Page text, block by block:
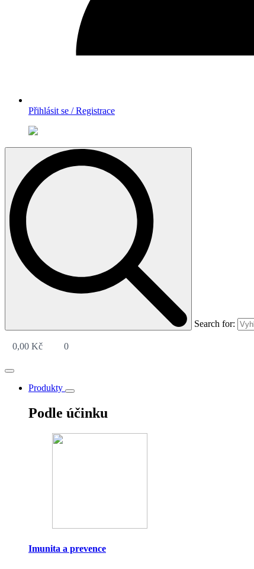
Přihlásit se / Registrace
Search for:
0,00 Kč 0
Produkty
Podle účinku
Imunita a prevence